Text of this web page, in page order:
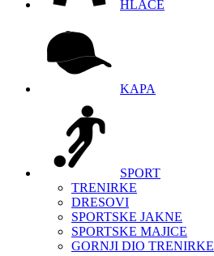
HLAČE
KAPA
SPORT
TRENIRKE
DRESOVI
SPORTSKE JAKNE
SPORTSKE MAJICE
GORNJI DIO TRENIRKE